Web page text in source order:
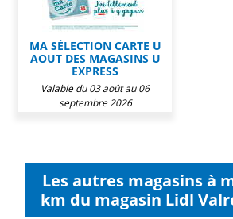
MA SÉLECTION CARTE U
AOUT DES MAGASINS U
EXPRESS
Valable du 03 août au 06
septembre 2026
Les autres magasins à
km du magasin Lidl